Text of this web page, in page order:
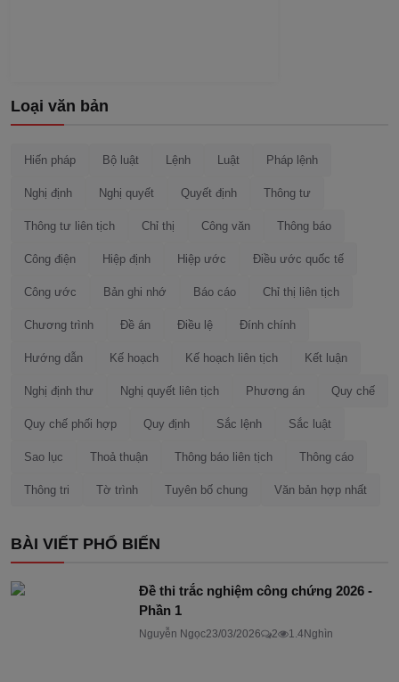
Loại văn bản
Hiến pháp Bộ luật Lệnh Luật Pháp lệnh
Nghị định Nghị quyết Quyết định Thông tư
Thông tư liên tịch Chỉ thị Công văn Thông báo
Công điện Hiệp định Hiệp ước Điều ước quốc tế
Công ước Bản ghi nhớ Báo cáo Chỉ thị liên tịch
Chương trình Đề án Điều lệ Đính chính
Hướng dẫn Kế hoạch Kế hoạch liên tịch Kết luận
Nghị định thư Nghị quyết liên tịch Phương án Quy chế
Quy chế phối hợp Quy định Sắc lệnh Sắc luật
Sao lục Thoả thuận Thông báo liên tịch Thông cáo
Thông tri Tờ trình Tuyên bố chung Văn bản hợp nhất
BÀI VIẾT PHỔ BIẾN
Đề thi trắc nghiệm công chứng 2026 -
Phần 1
Nguyễn Ngọc23/03/2026 2 1.4Nghìn